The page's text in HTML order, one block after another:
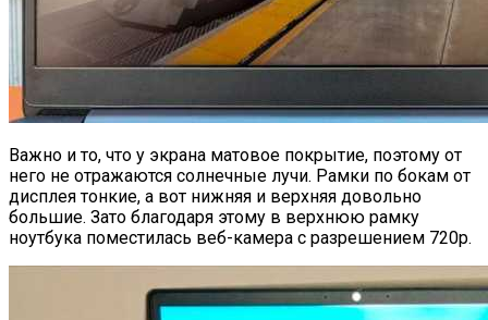
Важно и то, что у экрана матовое покрытие, поэтому от
него не отражаются солнечные лучи. Рамки по бокам от
дисплея тонкие, а вот нижняя и верхняя довольно
большие. Зато благодаря этому в верхнюю рамку
ноутбука поместилась веб-камера с разрешением 720p.